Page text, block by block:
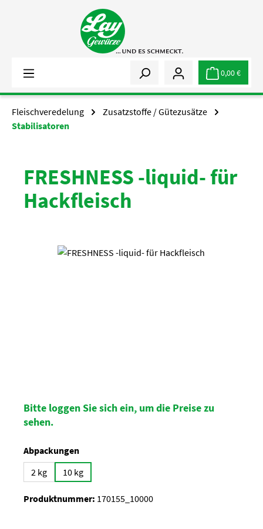
Zum Hauptinhalt springen
0,00 €
Fleischveredelung
Zusatzstoffe / Gütezusätze
Stabilisatoren
FRESHNESS -liquid- für
Hackfleisch
Bildergalerie überspringen
Bitte loggen Sie sich ein, um die Preise zu
sehen.
Abpackungenauswählen
2 kg
10 kg
Produktnummer: 170155_10000